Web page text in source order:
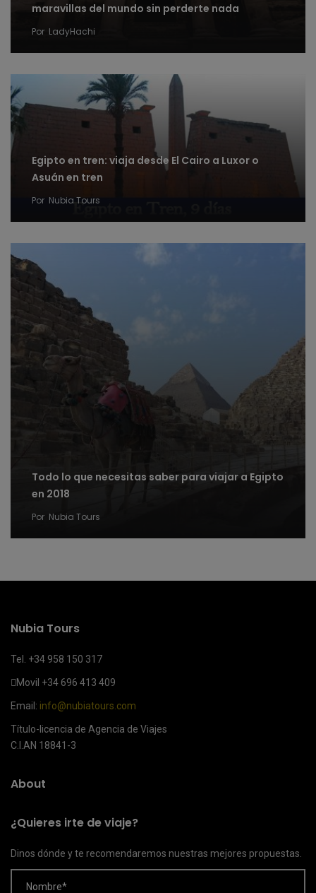
maravillas del mundo sin perderte nada
Por LadyHachi
Egipto en tren: viaja desde El Cairo a Luxor o
Asuán en tren
Por Nubia Tours
Todo lo que necesitas saber para viajar a Egipto
en 2018
Por Nubia Tours
Nubia Tours
Tel. +34 958 150 317
Movil +34 696 413 409
Email: info@nubiatours.com
Título-licencia de Agencia de Viajes
C.I.AN 18841-3
About
¿Quieres irte de viaje?
Dinos dónde y te recomendaremos nuestras mejores propuestas.
Nombre*